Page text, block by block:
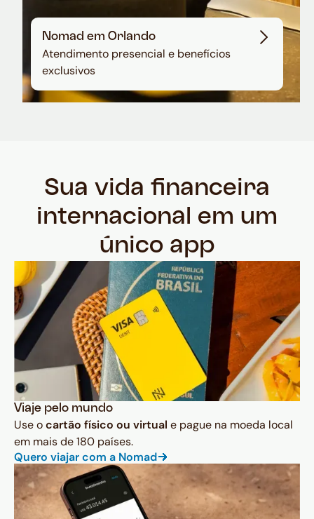
Nomad em Orlando
Atendimento presencial e benefícios
exclusivos
Sua vida financeira
internacional em um
único app
Viaje pelo mundo
Use ocartão físico ou virtual e pague na moeda local
em mais de 180 países.
Quero viajar com a Nomad